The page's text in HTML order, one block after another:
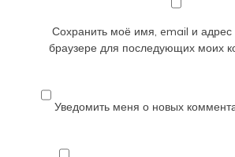
Сохранить моё имя, email и адрес
браузере для последующих моих
Уведомить меня о новых